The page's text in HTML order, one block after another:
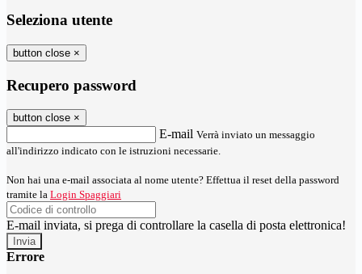
Seleziona utente
button close ×
Recupero password
button close ×
E-mail Verrà inviato un messaggio
all'indirizzo indicato con le istruzioni necessarie.
Non hai una e-mail associata al nome utente? Effettua il reset della password
tramite la Login Spaggiari
E-mail inviata, si prega di controllare la casella di posta elettronica!
Errore